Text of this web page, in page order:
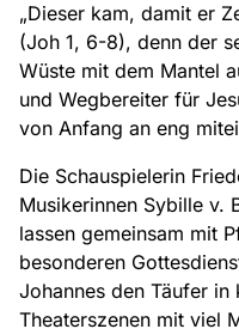
„Dieser kam, damit er
(Joh 1, 6-8), denn der
Wüste mit dem Mantel
und Wegbereiter für
von Anfang an eng
Die Schauspielerin
Musikerinnen Sybille v.
lassen gemeinsam mit
besonderen
Johannes den Täufer
Theaterszenen mit viel